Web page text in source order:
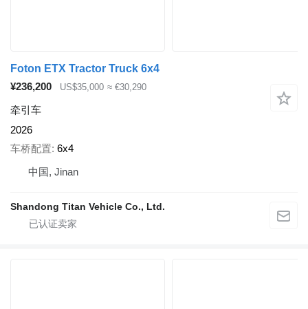
Foton ETX Tractor Truck 6x4
¥236,200
US$35,000 ≈ €30,290
牵引车
2026
车桥配置 6x4
中国, Jinan
Shandong Titan Vehicle Co., Ltd.